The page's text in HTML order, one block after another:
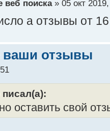
веб поиска» 05 окт
а отзывы от
ваши отзывы
оставить свой